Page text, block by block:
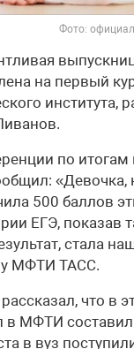
Фото:
на первый
института,
по
«Девочка,
500 баллов
ЕГЭ, показав
стала
МФТИ ТАСС.
что в
в МФТИ
в вуз